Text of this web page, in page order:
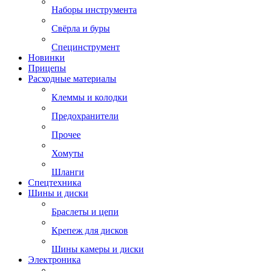
Наборы инструмента
Свёрла и буры
Специнструмент
Новинки
Прицепы
Расходные материалы
Клеммы и колодки
Предохранители
Прочее
Хомуты
Шланги
Спецтехника
Шины и диски
Браслеты и цепи
Крепеж для дисков
Шины камеры и диски
Электроника